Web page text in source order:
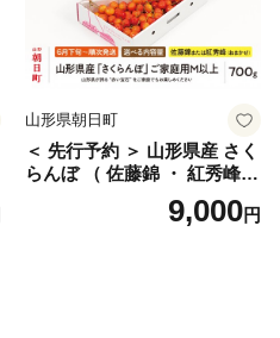
山形県朝日町
＜ 先行予約 ＞ 山形県産 さく
らんぼ （ 佐藤錦 ・ 紅秀峰
） ご家庭用 M以上 700g 【20
26年6月下旬から7月上旬発
9,000円